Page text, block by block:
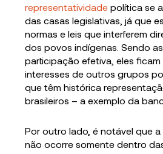
representatividade política se
das casas legislativas, já que
normas e leis que interferem
dos povos indígenas. Sendo
participação efetiva, eles
interesses de outros grupos
que têm histórica
brasileiros – a exemplo da
Por outro lado, é notável que
não ocorre somente dentro